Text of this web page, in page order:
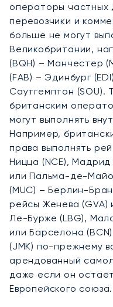
операторы частных
перевозчики и
больше не могут
Великобритании,
(BQH) – Манчестер
(FAB) – Эдинбург
Саутгемптон (SOU).
британским
могут выполнять
Например,
права выполнять
Ницца (NCE), Мадрид
или Пальма-де-
(MUC) – Берлин-
рейсы Женева (GVA)
Ле-Бурже (LBG),
или Барселона
(JMK) по-прежнему
арендованный
даже если он
Европейского союза.